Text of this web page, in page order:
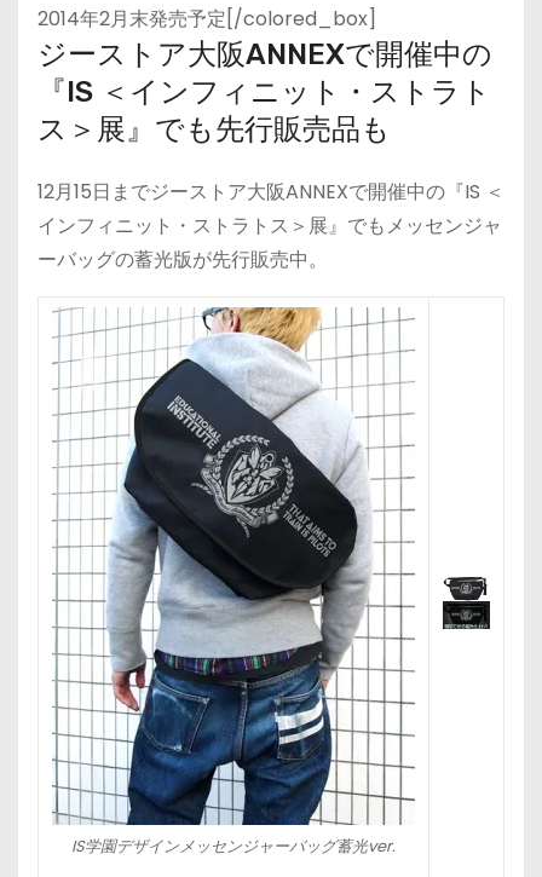
2014年2月末発売予定[/colored_box]
ジーストア大阪ANNEXで開催中の
『IS ＜インフィニット・ストラト
ス＞展』でも先行販売品も
12月15日までジーストア大阪ANNEXで開催中の『IS ＜
インフィニット・ストラトス＞展』でもメッセンジャ
ーバッグの蓄光版が先行販売中。
IS学園デザインメッセンジャーバッグ蓄光ver.